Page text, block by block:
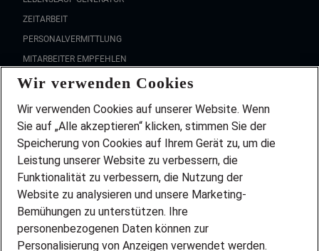
ZEITARBEIT
PERSONALVERMITTLUNG
MITARBEITER EMPFEHLEN
FAQ
Wir stellen ein!
DEINE BERUFSGRUPPE
DEINE LEBENSSITUATION
PARTNERSHIP WITH AIRBUS
INITIATIV BEWERBEN
ÜBER UNS
STANDORTE
Wir verwenden Cookies
Wir verwenden Cookies auf unserer Website. Wenn
Sie auf „Alle akzeptieren“ klicken, stimmen Sie der
Speicherung von Cookies auf Ihrem Gerät zu, um die
Leistung unserer Website zu verbessern, die
Funktionalität zu verbessern, die Nutzung der
Website zu analysieren und unsere Marketing-
Bemühungen zu unterstützen. Ihre
personenbezogenen Daten können zur
Personalisierung von Anzeigen verwendet werden.